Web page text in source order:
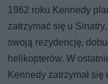
1962 roku Kennedy
zatrzymać się u
swoją rezydencję,
helikopterów. W
Kennedy zatrzymał